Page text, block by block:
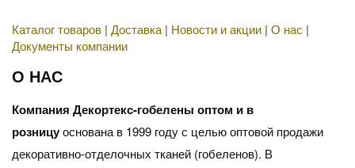
Каталог товаров | Доставка | Новости и акции | О нас |
Документы компании
О НАС
Компания Декортекс-гобелены оптом и в
розницуоснована в 1999 году с целью оптовой продажи
декоративно-отделочных тканей (гобеленов). В